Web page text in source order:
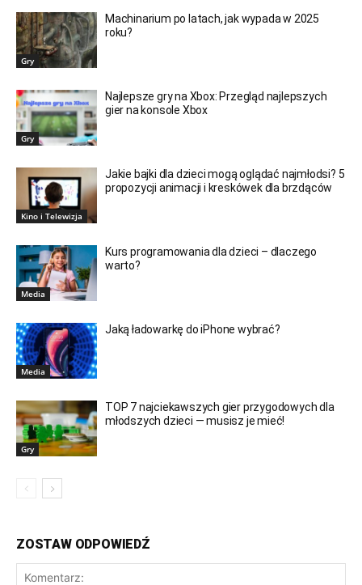
Gry
Machinarium po latach, jak wypada w 2025
roku?
Gry
Najlepsze gry na Xbox: Przegląd najlepszych
gier na konsole Xbox
Kino i Telewizja
Jakie bajki dla dzieci mogą oglądać najmłodsi? 5
propozycji animacji i kreskówek dla brzdąców
Media
Kurs programowania dla dzieci – dlaczego
warto?
Media
Jaką ładowarkę do iPhone wybrać?
Gry
TOP 7 najciekawszych gier przygodowych dla
młodszych dzieci — musisz je mieć!
ZOSTAW ODPOWIEDŹ